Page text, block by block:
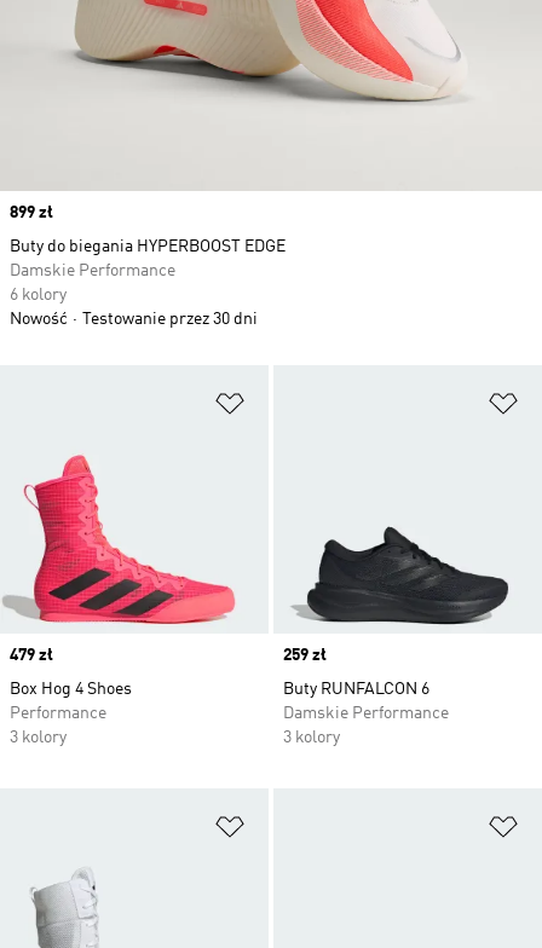
Price
479 zł
Box Hog 4 Shoes
Performance
3 kolory
Price
259 zł
Buty RUNFALCON 6
Damskie Performance
3 kolory
Price
899 zł
Buty do biegania HYPERBOOST EDGE
Damskie Performance
6 kolory
Nowość
Testowanie przez 30 dni